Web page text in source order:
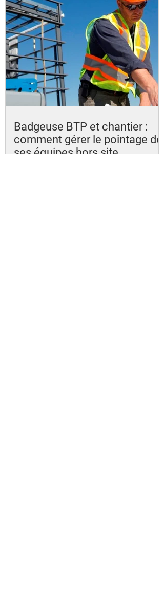
Badgeuse BTP et chantier :
comment gérer le pointage de
ses équipes hors site